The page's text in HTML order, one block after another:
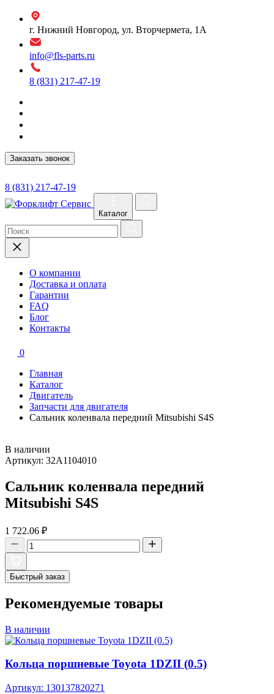
г. Нижний Новгород, ул. Вторчермета, 1А
info@fls-parts.ru
8 (831) 217-47-19
Заказать звонок
8 (831) 217-47-19
Каталог
О компании
Доставка и оплата
Гарантии
FAQ
Блог
Контакты
0
Главная
Каталог
Двигатель
Запчасти для двигателя
Сальник коленвала передний Mitsubishi S4S
В наличии
Артикул: 32A1104010
Сальник коленвала передний
Mitsubishi S4S
1 722.06 ₽
Быстрый заказ
Рекомендуемые товары
В наличии
Кольца поршневые Toyota 1DZII (0.5)
Артикул: 130137820271